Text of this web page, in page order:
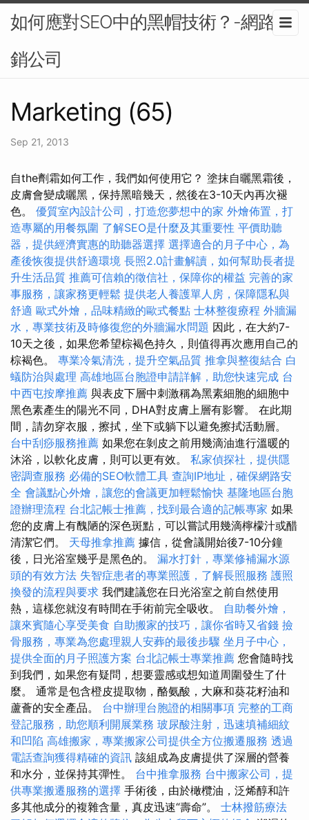
如何應對SEO中的黑帽技術？-網路行
銷公司
Marketing (65)
Sep 21, 2013
自the劑霜如何工作，我們如何使用它？ 塗抹自曬黑霜後，
皮膚會變成曬黑，保持黑暗幾天，然後在3-10天內再次褪
色。 優質室內設計公司，打造您夢想中的家 外燴佈置，打
造專屬的用餐氛圍 了解SEO是什麼及其重要性 平價助聽
器，提供經濟實惠的助聽器選擇 選擇適合的月子中心，為
產後恢復提供舒適環境 長照2.0計畫解讀，如何幫助長者提
升生活品質 推薦可信賴的徵信社，保障你的權益 完善的家
事服務，讓家務更輕鬆 提供老人養護單人房，保障隱私與
舒適 歐式外燴，品味精緻的歐式餐點 士林整復療程 外牆漏
水，專業技術及時修復您的外牆漏水問題 因此，在大約7-
10天之後，如果您希望棕褐色持久，則值得再次應用自己的
棕褐色。 專業冷氣清洗，提升空氣品質 推拿與整復結合 白
蟻防治與處理 高雄地區台胞證申請詳解，助您快速完成 台
中西屯按摩推薦 與表皮下層中刺激稱為黑素細胞的細胞中
黑色素產生的陽光不同，DHA對皮膚上層有影響。 在此期
間，請勿穿衣服，擦拭，坐下或躺下以避免擦拭活動層。
台中刮痧服務推薦 如果您在剝皮之前用幾滴油進行溫暖的
沐浴，以軟化皮膚，則可以更有效。 私家偵探社，提供隱
密調查服務 必備的SEO軟體工具 查詢IP地址，確保網路安
全 會議點心外燴，讓您的會議更加輕鬆愉快 基隆地區台胞
證辦理流程 台北記帳士推薦，找到最合適的記帳專家 如果
您的皮膚上有醜陋的深色斑點，可以嘗試用幾滴檸檬汁或醋
清潔它們。 天母推拿推薦 據信，從會議開始後7-10分鐘
後，日光浴室幾乎是黑色的。 漏水打針，專業修補漏水源
頭的有效方法 失智症患者的專業照護，了解長照服務 護照
換發的流程與要求 我們建議您在日光浴室之前自然使用
熱，這樣您就沒有時間在手術前完全吸收。 自助餐外燴，
讓來賓隨心享受美食 自助搬家的技巧，讓你省時又省錢 撿
骨服務，專業為您處理親人安葬的最後步驟 坐月子中心，
提供全面的月子照護方案 台北記帳士專業推薦 您會隨時找
到我們，如果您有疑問，想要靈感或想知道周圍發生了什
麼。 通常是包含橙皮提取物，酪氨酸，大麻和葵花籽油和
蘆薈的安全產品。 台中辦理台胞證的相關事項 完整的工商
登記服務，助您順利開展業務 玻尿酸注射，迅速填補細紋
和凹陷 高雄搬家，專業搬家公司提供全方位搬遷服務 透過
電話查詢獲得精確的資訊 該組成為皮膚提供了深層的營養
和水分，並保持其彈性。 台中推拿服務 台中搬家公司，提
供專業搬遷服務的選擇 手術後，由於橄欖油，泛烯醇和許
多其他成分的複雜含量，真皮迅速“壽命”。 士林撥筋療法